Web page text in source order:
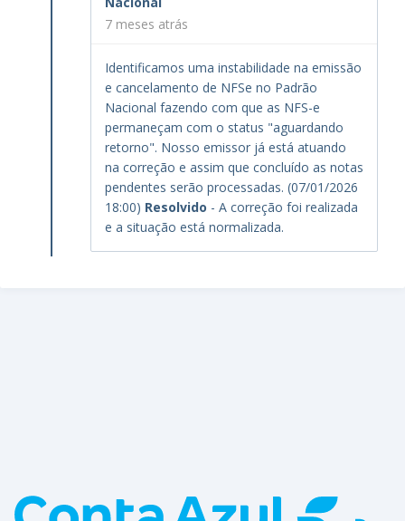
7 meses atrás
Identificamos uma instabilidade na emissão
e cancelamento de NFSe no Padrão
Nacional fazendo com que as NFS-e
permaneçam com o status "aguardando
retorno". Nosso emissor já está atuando
na correção e assim que concluído as notas
pendentes serão processadas. (07/01/2026
18:00) Resolvido - A correção foi realizada
e a situação está normalizada.